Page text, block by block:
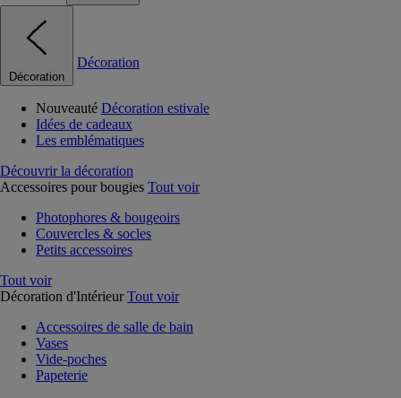
Décoration
Décoration
Nouveauté Décoration estivale
Idées de cadeaux
Les emblématiques
Découvrir la décoration
Accessoires pour bougies Tout voir
Photophores & bougeoirs
Couvercles & socles
Petits accessoires
Tout voir
Décoration d'Intérieur Tout voir
Accessoires de salle de bain
Vases
Vide-poches
Papeterie